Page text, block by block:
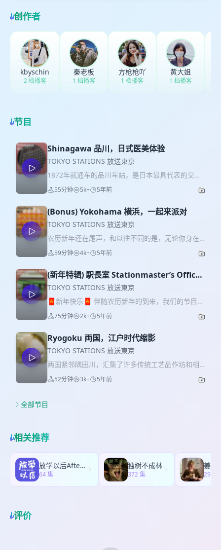
创作者
kbyschin
2 档播客
秦老板
1 档播客
方枪枪吖
1 档播客
黄大姐
1 档播客
节目
Shinagawa 品川，日式医美体验
TOKYO STATIONS 放送東京
1872年就通车的品川车站，是日本最具代表的交通
枢纽之一。去过东京的游客，是不是都曾路过这个
车站呢？交通便利的品川车站，自然是很多公司总
人联想到它不可胜举的医美医院。这一期我们请到
了曾任职医美翻译的嘉宾，为我们来讲述一下日本
医美的现状以及游客在海外进行医美项目时的注意
事项。变美，不仅仅是女人的专利哦。还有男性医
美项目也是让主播们大呼精彩。带上你的纸和笔，
Shinagawa Station, which is opened in 1872, is
one of the most representative transportation
hubs in Japan. I guess almost all of the tourists
have passed by this Station while coming to
Tokyo. With this convenient location Shinagawa
station naturally attracted many companies to
set headquarters here. In addition, in Japan,
when it comes to Shinagawa, it is also
reminiscent of its invaluable medical beauty
hospital. In this issue, we have invited guests
translators to tell us about the current market
woman's desire. And the guys can also enjoy
medical beauty projects. Hang around
Shinagawa with us, and learn about the beauty
of Japanese medical orthopedics. I beg there’s
a lot of things you wanna take note. 📺 我们的
YouTube 频道上线了。记得订阅、按赞、开启小铃
55分钟 5k+ 5年前
(Bonus) Yokohama 横浜，一起来派对
TOKYO STATIONS 放送東京
农历新年还在尾声，和以往不同的是，无论你身在
世界的哪一个角落，回家仍然是一件比较困难的
事。即使身在日本，我们中的大多数人仍然会遵照
式感让人们的心产生联结。在东京不远处的横滨中
华街，也在上演热闹众彩的新年仪式。 横滨的精彩
不止中华街，海滨之城让它开放、悠闲、步调缓
慢。就连皮卡丘们每年都要来开 Party。 The Lunar
New Year is not over yet. What is different from
difficult no matter where you are in the world.
Even if we are in Japan, most of us still follow
the tradition, sticking up New Year pictures at
home and preparing a New Year's Eve dinner.
This sense of ritual connects people's hearts.
the Pikachus come to party every year. 📺 我们
铃铛。 👋 与我们互动，请关注我们的 Twitter 和
微博 @Tokyo_Stations 🎧 曽我部恵一 - 土曜の夜に
🚉 收听 TOKYO STATIONS： Spotify, Apple
Podcasts, Google Podcasts, Amazon Music,
59分钟 4k+ 5年前
(新年特辑) 駅長室 Stationmaster’s Office
S2
TOKYO STATIONS 放送東京
🧧新年快乐🧧 伴随农历新年的到来，我们的节目也
来到了第二季的收尾。早前的提问箱收到了很多朋
友的留言，这一次，我们依旧会在站长室特辑中进
我们都祝愿你：新年快乐，万事安康。我们新的一
年再见。 With the Lunar New Year's arrival, our
show has also reached the end of the second
season. In the question box, we received many
messages from friends. This time, we will still
道上线了。记得订阅、按赞、开启小铃铛。 👋 与我
@Tokyo_Stations 🎧 YAJICO GIRL - FIVE 🚉 收听
TOKYO STATIONS： Spotify, Apple Podcasts,
Google Podcasts, Amazon Music, YouTube,
Pocket Casts, 小宇宙, 荔枝播客, 喜马拉雅, 皮艇, 网
75分钟 2k+ 5年前
Ryogoku 両国，江户时代缩影
TOKYO STATIONS 放送東京
两国紧邻隅田川，汇集了许多传统工艺品作坊和相
扑力士的训练班。没错，这里是日本国技“相扑”的重
要场所。两国国技馆每年会举行 3 次大相扑比赛，
traditional crafts and training grounds for
sumo wrestlers. Yes, this is an important place
for Japan's National sport "Sumo." The Ryogoku
Kokugikan holds three sumo matches every
year, so there are many sumo training grounds
and it has become a neighborhood where
52分钟 3k+ 5年前
全部节目
相关推荐
放学以后After school
64 集
独树不成林
372 集
姜思
298 集
评价